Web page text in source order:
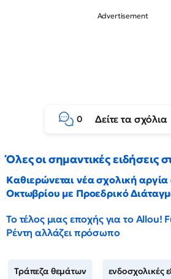
0 Δείτε τα σχόλια
Όλες οι σημαντικές ειδήσεις
Καθιερώνεται νέα σχολική αργία
Οκτωβρίου με Προεδρικό
Το τέλος μιας εποχής για το Allou!
Ρέντη αλλάζει πρόσωπο
Τράπεζα θεμάτων ενδοσχολικές